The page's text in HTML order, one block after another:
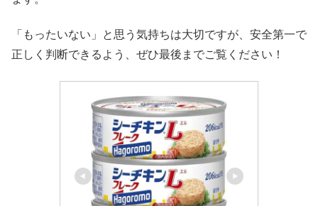
「もったいない」と思う気持ちは大切ですが、安全第一で
正しく判断できるよう、ぜひ最後までご覧ください！